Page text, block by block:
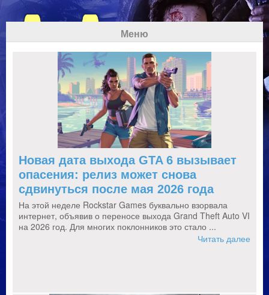
Меню
Новая дата выхода GTA 6 вызывает
опасения: релиз может снова
сдвинуться после мая 2026 года
На этой неделе Rockstar Games буквально взорвала
интернет, объявив о переносе выхода Grand Theft Auto VI
на 2026 год. Для многих поклонников это стало ...
Читать далее